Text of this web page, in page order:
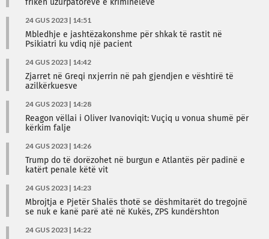
frikën uzurpatorëve e kriminelëve
24 GUS 2023 | 14:51
Mbledhje e jashtëzakonshme për shkak të rastit në
Psikiatri ku vdiq një pacient
24 GUS 2023 | 14:42
Zjarret në Greqi nxjerrin në pah gjendjen e vështirë të
azilkërkuesve
24 GUS 2023 | 14:28
Reagon vëllai i Oliver Ivanoviqit: Vuçiq u vonua shumë për
kërkim falje
24 GUS 2023 | 14:26
Trump do të dorëzohet në burgun e Atlantës për padinë e
katërt penale këtë vit
24 GUS 2023 | 14:23
Mbrojtja e Pjetër Shalës thotë se dëshmitarët do tregojnë
se nuk e kanë parë atë në Kukës, ZPS kundërshton
24 GUS 2023 | 14:22